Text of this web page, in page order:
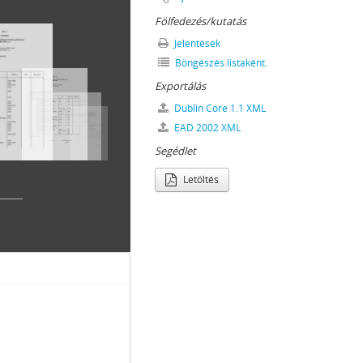
SZERVEI, 1919
BIZOTTSÁGOK, 1945–1990
Fölfedezés/kutatás
Jelentések
Böngészés listaként.
Exportálás
Dublin Core 1.1 XML
EAD 2002 XML
Segédlet
Letöltés